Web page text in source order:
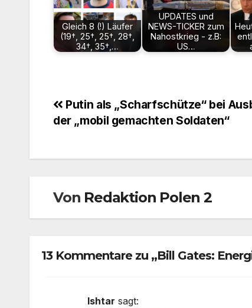
Gleich 8 (!) Läufer
(19†, 25†, 25†, 28†,
34†, 35†,…
UPDATES und
NEWS-TICKER zum
Nahostkrieg - z.B:
US…
Beitragsnavigation
Putin als „Scharfschütze“ bei
der „mobil gemachten Soldaten“
Von Redaktion Polen 2
13 Kommentare zu „Bill Gates:
Ishtar sagt: